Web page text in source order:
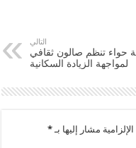
التالي
حواء تنظم صالون ثقافي
لمواجهة الزيادة السكانية
مشار إليها بـ*